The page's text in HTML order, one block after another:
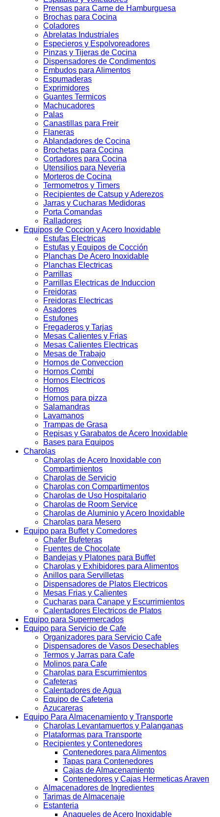
Prensas para Carne de Hamburguesa
Brochas para Cocina
Coladores
Abrelatas Industriales
Especieros y Espolvoreadores
Pinzas y Tijeras de Cocina
Dispensadores de Condimentos
Embudos para Alimentos
Espumaderas
Exprimidores
Guantes Termicos
Machucadores
Palas
Canastillas para Freir
Flaneras
Ablandadores de Cocina
Brochetas para Cocina
Cortadores para Cocina
Utensilios para Neveria
Morteros de Cocina
Termometros y Timers
Recipientes de Catsup y Aderezos
Jarras y Cucharas Medidoras
Porta Comandas
Ralladores
Equipos de Coccion y Acero Inoxidable
Estufas Electricas
Estufas y Equipos de Cocción
Planchas De Acero Inoxidable
Planchas Electricas
Parrillas
Parrillas Electricas de Induccion
Freidoras
Freidoras Electricas
Asadores
Estufones
Fregaderos y Tarjas
Mesas Calientes y Frias
Mesas Calientes Electricas
Mesas de Trabajo
Hornos de Conveccion
Hornos Combi
Hornos Electricos
Hornos
Hornos para pizza
Salamandras
Lavamanos
Trampas de Grasa
Repisas y Garabatos de Acero Inoxidable
Bases para Equipos
Charolas
Charolas de Acero Inoxidable con
Compartimientos
Charolas de Servicio
Charolas con Compartimentos
Charolas de Uso Hospitalario
Charolas de Room Service
Charolas de Aluminio y Acero Inoxidable
Charolas para Mesero
Equipo para Buffet y Comedores
Chafer Bufeteras
Fuentes de Chocolate
Bandejas y Platones para Buffet
Charolas y Exhibidores para Alimentos
Anillos para Servilletas
Dispensadores de Platos Electricos
Mesas Frias y Calientes
Cucharas para Canape y Escurrimientos
Calentadores Electricos de Platos
Equipo para Supermercados
Equipo para Servicio de Cafe
Organizadores para Servicio Cafe
Dispensadores de Vasos Desechables
Termos y Jarras para Cafe
Molinos para Cafe
Charolas para Escurrimientos
Cafeteras
Calentadores de Agua
Equipo de Cafeteria
Azucareras
Equipo Para Almacenamiento y Transporte
Charolas Levantamuertos y Palanganas
Plataformas para Transporte
Recipientes y Contenedores
Contenedores para Alimentos
Tapas para Contenedores
Cajas de Almacenamiento
Contenedores y Cajas Hermeticas Araven
Almacenadores de Ingredientes
Tarimas de Almacenaje
Estanteria
Anaqueles de Acero Inoxidable